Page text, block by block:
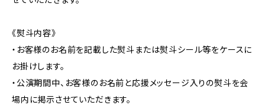
《熨斗内容》
・お客様のお名前を記載した熨斗または熨斗シール等をケースに
お掛けします。
・公演期間中、お客様のお名前と応援メッセージ入りの熨斗を会
場内に掲示させていただきます。